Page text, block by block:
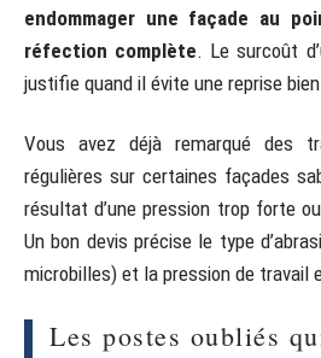
endommager une façade au
réfection complète. Le surcoût
justifie quand il évite une reprise
Vous avez déjà remarqué des
régulières sur certaines façades
résultat d’une pression trop forte
Un bon devis précise le type
microbilles) et la pression de travail
Les postes oubliés